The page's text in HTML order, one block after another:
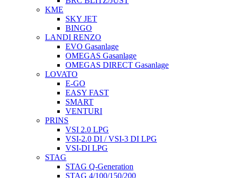
KME
SKY JET
BINGO
LANDI RENZO
EVO Gasanlage
OMEGAS Gasanlage
OMEGAS DIRECT Gasanlage
LOVATO
E-GO
EASY FAST
SMART
VENTURI
PRINS
VSI 2.0 LPG
VSI-2.0 DI / VSI-3 DI LPG
VSI-DI LPG
STAG
STAG Q-Generation
STAG 4/100/150/200